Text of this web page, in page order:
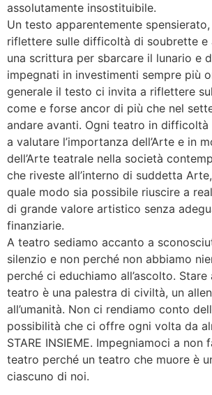
assolutamente insostituibile.
Un testo apparentemente
riflettere sulle difficoltà di soubrette e
una scrittura per sbarcare il lunario e
impegnati in investimenti sempre più
generale il testo ci invita a riflettere
come e forse ancor di più che nel
andare avanti. Ogni teatro in
a valutare l’importanza dell’Arte e in
dell’Arte teatrale nella società
che riveste all’interno di suddetta
quale modo sia possibile riuscire a
di grande valore artistico senza
finanziarie.
A teatro sediamo accanto a
silenzio e non perché non abbiamo
perché ci educhiamo all’ascolto.
teatro è una palestra di civiltà, un
all’umanità. Non ci rendiamo conto
possibilità che ci offre ogni volta da
STARE INSIEME. Impegniamoci a non
teatro perché un teatro che muore è
ciascuno di noi.